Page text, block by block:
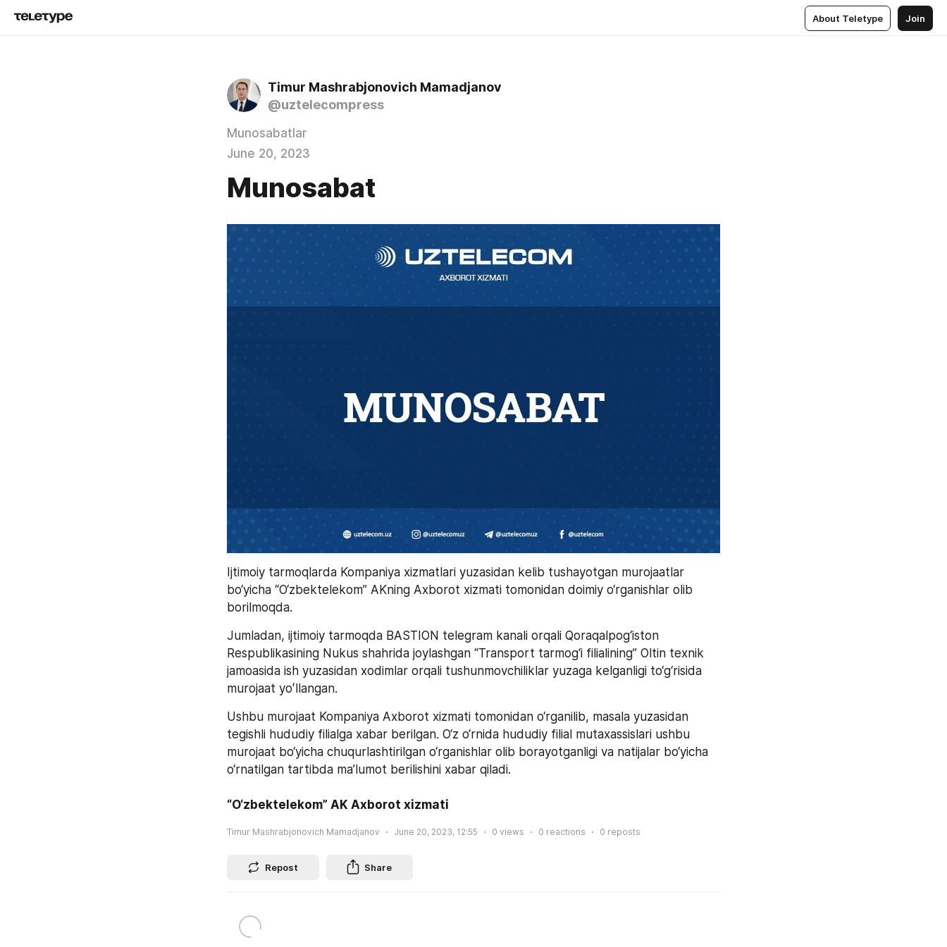
About Teletype Join
Timur Mashrabjonovich Mamadjanov
@uztelecompress
Munosabatlar
June 20, 2023
Munosabat
Ijtimoiy tarmoqlarda Kompaniya xizmatlari yuzasidan kelib tushayotgan murojaatlar
bo‘yicha “O‘zbektelekom” AKning Axborot xizmati tomonidan doimiy o‘rganishlar olib
borilmoqda.
Jumladan, ijtimoiy tarmoqda BASTION telegram kanali orqali Qoraqalpog‘iston
Respublikasining Nukus shahrida joylashgan “Transport tarmog‘i filialining” Oltin texnik
jamoasida ish yuzasidan xodimlar orqali tushunmovchiliklar yuzaga kelganligi to‘g‘risida
murojaat yoʻllangan.
Ushbu murojaat Kompaniya Axborot xizmati tomonidan o‘rganilib, masala yuzasidan
tegishli hududiy filialga xabar berilgan. O‘z o‘rnida hududiy filial mutaxassislari ushbu
murojaat bo‘yicha chuqurlashtirilgan o‘rganishlar olib borayotganligi va natijalar bo‘yicha
o‘rnatilgan tartibda ma’lumot berilishini xabar qiladi.
“O‘zbektelekom” AK Axborot xizmati
Timur Mashrabjonovich Mamadjanov June 20, 2023, 12:55 0 views 0 reactions 0 reposts
Repost Share